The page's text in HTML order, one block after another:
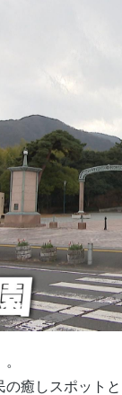
癒しスポットと